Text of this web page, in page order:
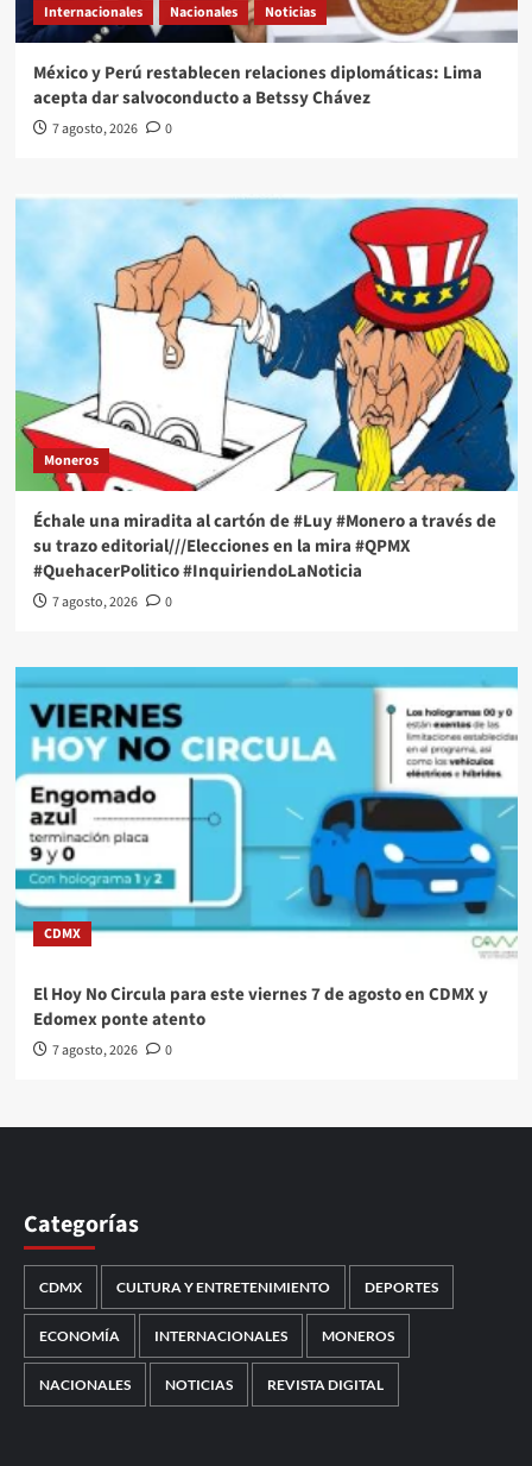
Internacionales Nacionales Noticias
México y Perú restablecen relaciones diplomáticas: Lima
acepta dar salvoconducto a Betssy Chávez
7 agosto, 2026 0
Moneros
Échale una miradita al cartón de #Luy #Monero a través de
su trazo editorial///Elecciones en la mira #QPMX
#QuehacerPolitico #InquiriendoLaNoticia
7 agosto, 2026 0
CDMX
El Hoy No Circula para este viernes 7 de agosto en CDMX y
Edomex ponte atento
7 agosto, 2026 0
Categorías
CDMX CULTURA Y ENTRETENIMIENTO DEPORTES
ECONOMÍA INTERNACIONALES MONEROS
NACIONALES NOTICIAS REVISTA DIGITAL